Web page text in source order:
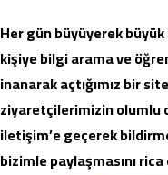
Her gün büyüyerek
kişiye bilgi arama ve
inanarak açtığımız bir
ziyaretçilerimizin olumlu
iletişim’e geçerek
bizimle paylaşmasını